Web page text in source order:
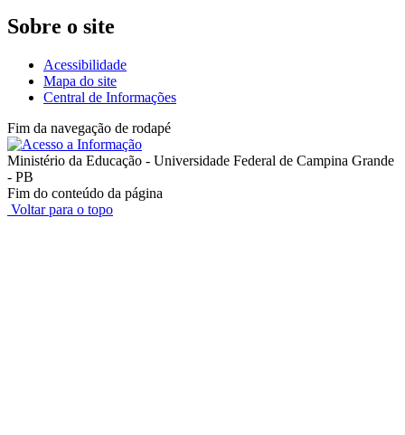
Sobre o site
Acessibilidade
Mapa do site
Central de Informações
Fim da navegação de rodapé
Ministério da Educação - Universidade Federal de Campina Grande
- PB
Fim do conteúdo da página
Voltar para o topo